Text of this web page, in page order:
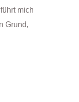
mich
Grund,